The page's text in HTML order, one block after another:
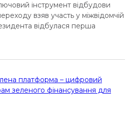
інструмент відбудови
взяв участь у міжвідомчій
відбулася перша
розробці та
в умовах воєнного стану.
радника керівника Офісу
об’єднала […]